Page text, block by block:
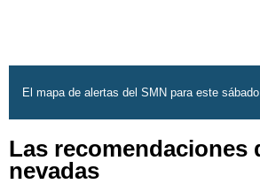
El mapa de alertas del SMN para este sábado
Las recomendaciones
nevadas